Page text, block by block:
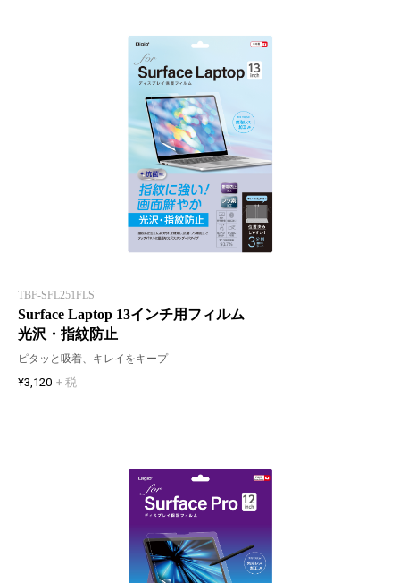
TBF-SFL251FLS
Surface Laptop 13インチ用フィルム
光沢・指紋防止
ピタッと吸着、キレイをキープ
¥3,120 + 税